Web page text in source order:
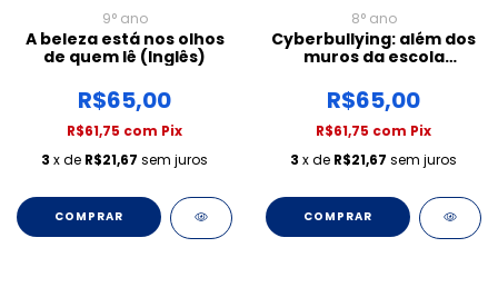
9° ano
A beleza está nos olhos
de quem lê (Inglês)
R$65,00
R$61,75 com Pix
3 x de R$21,67 sem juros
COMPRAR
8° ano
Cyberbullying: além dos
muros da escola
R$65,00
R$61,75 com Pix
3 x de R$21,67 sem juros
COMPRAR